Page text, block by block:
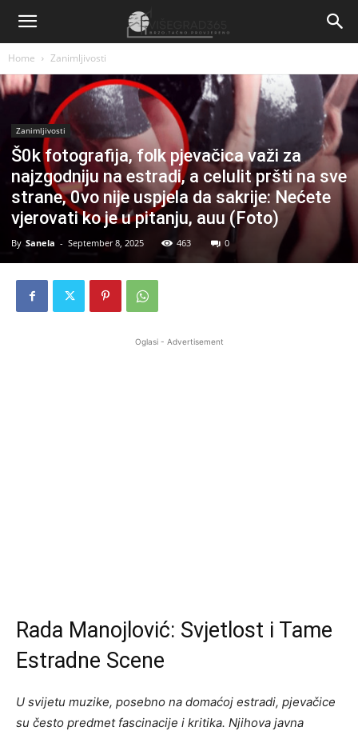
Home Zanimljivosti
Zanimljivosti
Š0k fotografija, folk pjevačica važi za
najzgodniju na estradi, a ceIuIit pršti na sve
strane, 0vo nije uspjela da sakrije: Nećete
vjerovati ko je u pitanju, auu (Foto)
By Sanela - September 8, 2025 463 0
Oglasi - Advertisement
Rada Manojlović: Svjetlost i Tame
Estradne Scene
U svijetu muzike, posebno na domaćoj estradi, pjevačice
su često predmet fascinacije i kritika. Njihova javna